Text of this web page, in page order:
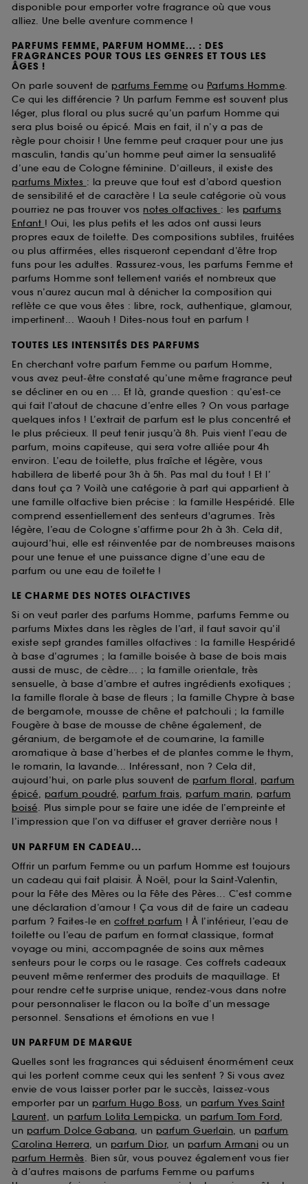
disponible pour emporter votre fragrance où que vous
alliez. Une belle aventure commence !
PARFUMS FEMME, PARFUM HOMME... : DES
FRAGRANCES POUR TOUS LES GENRES ET TOUS LES
ÂGES !
On parle souvent de parfums Femme ou Parfums Homme.
Ce qui les différencie ? Un parfum Femme est souvent plus
léger, plus floral ou plus sucré qu’un parfum Homme qui
sera plus boisé ou épicé. Mais en fait, il n’y a pas de
règle pour choisir ! Une femme peut craquer pour une jus
masculin, tandis qu’un homme peut aimer la sensualité
d’une eau de Cologne féminine. D’ailleurs, il existe des
parfums Mixtes : la preuve que tout est d’abord question
de sensibilité et de caractère ! La seule catégorie où vous
pourriez ne pas trouver vos notes olfactives : les parfums
Enfant ! Oui, les plus petits et les ados ont aussi leurs
propres eaux de toilette. Des compositions subtiles, fruitées
ou plus affirmées, elles risqueront cependant d’être trop
funs pour les adultes. Rassurez-vous, les parfums Femme et
parfums Homme sont tellement variés et nombreux que
vous n’aurez aucun mal à dénicher la composition qui
reflète ce que vous êtes : libre, rock, authentique, glamour,
impertinent... Waouh ! Dites-nous tout en parfum !
TOUTES LES INTENSITÉS DES PARFUMS
En cherchant votre parfum Femme ou parfum Homme,
vous avez peut-être constaté qu’une même fragrance peut
se décliner en ou en ... Et là, grande question : qu’est-ce
qui fait l’atout de chacune d’entre elles ? On vous partage
quelques infos ! L’extrait de parfum est le plus concentré et
le plus précieux. Il peut tenir jusqu’à 8h. Puis vient l’eau de
parfum, moins capiteuse, qui sera votre alliée pour 4h
environ. L’eau de toilette, plus fraîche et légère, vous
habillera de liberté pour 3h à 5h. Pas mal du tout ! Et l’
dans tout ça ? Voilà une catégorie à part qui appartient à
une famille olfactive bien précise : la famille Hespéridé. Elle
comprend essentiellement des senteurs d'agrumes. Très
légère, l’eau de Cologne s’affirme pour 2h à 3h. Cela dit,
aujourd’hui, elle est réinventée par de nombreuses maisons
pour une tenue et une puissance digne d’une eau de
parfum ou une eau de toilette !
LE CHARME DES NOTES OLFACTIVES
Si on veut parler des parfums Homme, parfums Femme ou
parfums Mixtes dans les règles de l’art, il faut savoir qu’il
existe sept grandes familles olfactives : la famille Hespéridé
à base d’agrumes ; la famille boisée à base de bois mais
aussi de musc, de cèdre... ; la famille orientale, très
sensuelle, à base d’ambre et autres ingrédients exotiques ;
la famille florale à base de fleurs ; la famille Chypre à base
de bergamote, mousse de chêne et patchouli ; la famille
Fougère à base de mousse de chêne également, de
géranium, de bergamote et de coumarine, la famille
aromatique à base d’herbes et de plantes comme le thym,
le romarin, la lavande... Intéressant, non ? Cela dit,
aujourd’hui, on parle plus souvent de parfum floral, parfum
épicé, parfum poudré, parfum frais, parfum marin, parfum
boisé. Plus simple pour se faire une idée de l’empreinte et
l’impression que l’on va diffuser et graver derrière nous !
UN PARFUM EN CADEAU...
Offrir un parfum Femme ou un parfum Homme est toujours
un cadeau qui fait plaisir. À Noël, pour la Saint-Valentin,
pour la Fête des Mères ou la Fête des Pères... C’est comme
une déclaration d’amour ! Ça vous dit de faire un cadeau
parfum ? Faites-le en coffret parfum ! À l’intérieur, l’eau de
toilette ou l’eau de parfum en format classique, format
voyage ou mini, accompagnée de soins aux mêmes
senteurs pour le corps ou le rasage. Ces coffrets cadeaux
peuvent même renfermer des produits de maquillage. Et
pour rendre cette surprise unique, rendez-vous dans notre
pour personnaliser le flacon ou la boîte d’un message
personnel. Sensations et émotions en vue !
UN PARFUM DE MARQUE
Quelles sont les fragrances qui séduisent énormément ceux
qui les portent comme ceux qui les sentent ? Si vous avez
envie de vous laisser porter par le succès, laissez-vous
emporter par un parfum Hugo Boss, un parfum Yves Saint
Laurent, un parfum Lolita Lempicka, un parfum Tom Ford,
un parfum Dolce Gabana, un parfum Guerlain, un parfum
Carolina Herrera, un parfum Dior, un parfum Armani ou un
parfum Hermès. Bien sûr, vous pouvez également vous fier
à d’autres maisons de parfums Femme ou parfums